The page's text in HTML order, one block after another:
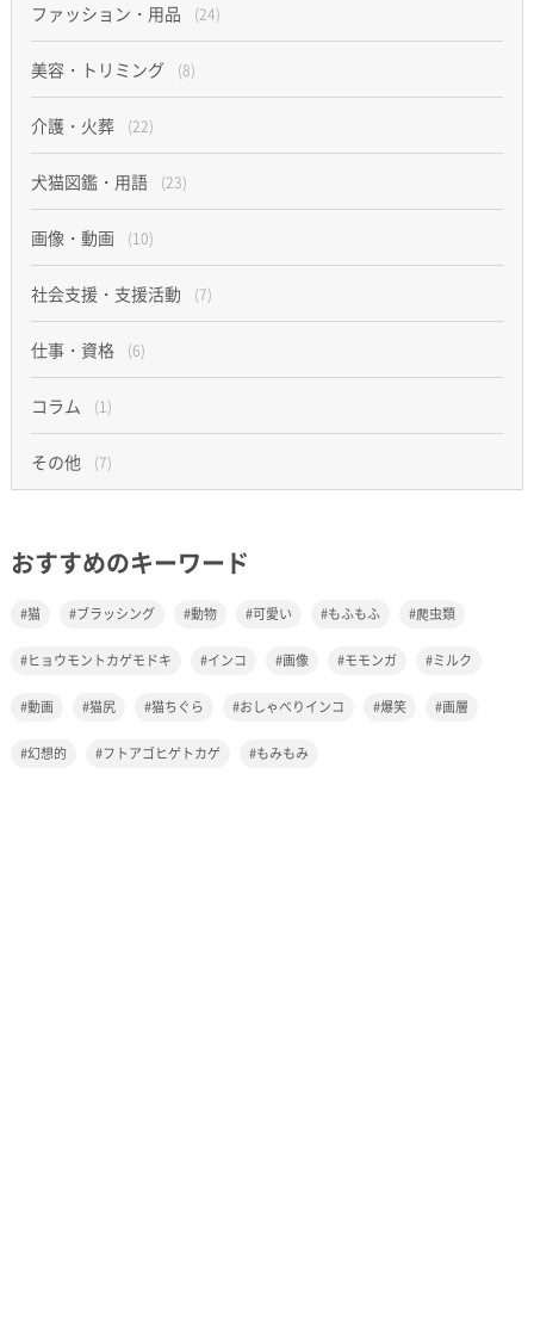
ファッション・用品 (24)
美容・トリミング (8)
介護・火葬 (22)
犬猫図鑑・用語 (23)
画像・動画 (10)
社会支援・支援活動 (7)
仕事・資格 (6)
コラム (1)
その他 (7)
おすすめのキーワード
猫 ブラッシング 動物 可愛い もふもふ 爬虫類
ヒョウモントカゲモドキ インコ 画像 モモンガ ミルク
動画 猫尻 猫ちぐら おしゃべりインコ 爆笑 画層
幻想的 フトアゴヒゲトカゲ もみもみ